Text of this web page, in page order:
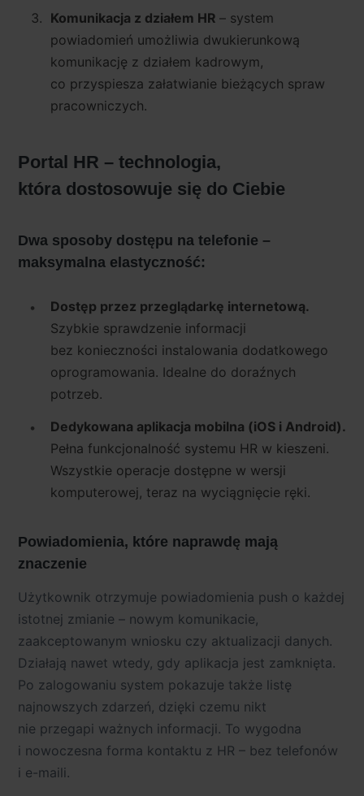
Komunikacja z działem HR – system
powiadomień umożliwia dwukierunkową
komunikację z działem kadrowym,
co przyspiesza załatwianie bieżących spraw
pracowniczych.
Portal HR – technologia,
która dostosowuje się do Ciebie
Dwa sposoby dostępu na telefonie –
maksymalna elastyczność:
Dostęp przez przeglądarkę internetową.
Szybkie sprawdzenie informacji
bez konieczności instalowania dodatkowego
oprogramowania. Idealne do doraźnych
potrzeb.
Dedykowana aplikacja mobilna (iOS i Android).
Pełna funkcjonalność systemu HR w kieszeni.
Wszystkie operacje dostępne w wersji
komputerowej, teraz na wyciągnięcie ręki.
Powiadomienia, które naprawdę mają
znaczenie
Użytkownik otrzymuje powiadomienia push o każdej
istotnej zmianie – nowym komunikacie,
zaakceptowanym wniosku czy aktualizacji danych.
Działają nawet wtedy, gdy aplikacja jest zamknięta.
Po zalogowaniu system pokazuje także listę
najnowszych zdarzeń, dzięki czemu nikt
nie przegapi ważnych informacji. To wygodna
i nowoczesna forma kontaktu z HR – bez telefonów
i e-maili.